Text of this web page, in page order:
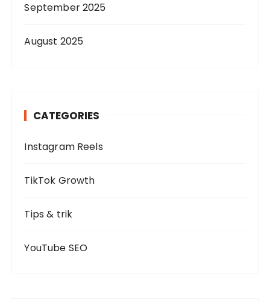
September 2025
August 2025
CATEGORIES
Instagram Reels
TikTok Growth
Tips & trik
YouTube SEO